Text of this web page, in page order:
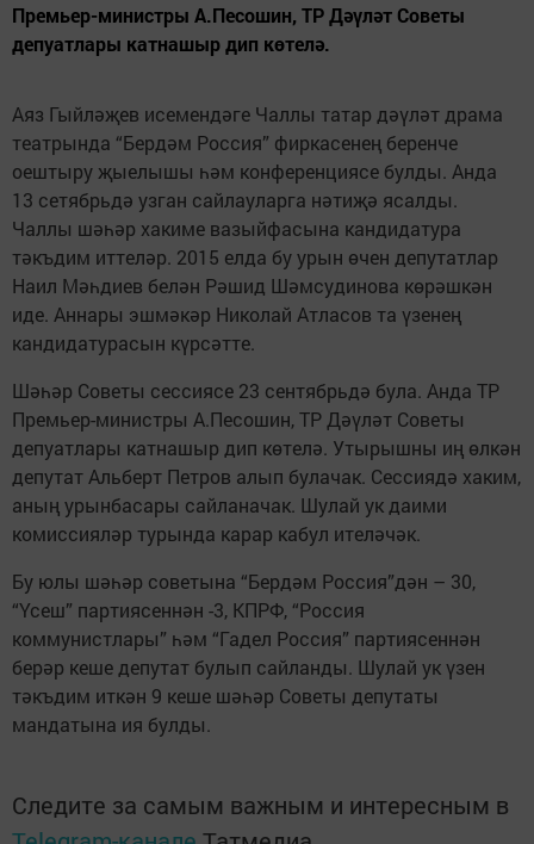
Премьер-министры А.Песошин, ТР Дәүләт Советы
депуатлары катнашыр дип көтелә.
Аяз Гыйләҗев исемендәге Чаллы татар дәүләт драма
театрында “Бердәм Россия” фиркасенең беренче
оештыру җыелышы һәм конференциясе булды. Анда
13 сетябрьдә узган сайлауларга нәтиҗә ясалды.
Чаллы шәһәр хакиме вазыйфасына кандидатура
тәкъдим иттеләр. 2015 елда бу урын өчен депутатлар
Наил Мәһдиев белән Рәшид Шәмсудинова көрәшкән
иде. Аннары эшмәкәр Николай Атласов та үзенең
кандидатурасын күрсәтте.
Шәһәр Советы сессиясе 23 сентябрьдә була. Анда ТР
Премьер-министры А.Песошин, ТР Дәүләт Советы
депуатлары катнашыр дип көтелә. Утырышны иң өлкән
депутат Альберт Петров алып булачак. Сессиядә хаким,
аның урынбасары сайланачак. Шулай ук даими
комиссияләр турында карар кабул ителәчәк.
Бу юлы шәһәр советына “Бердәм Россия”дән – 30,
“Үсеш” партиясеннән -3, КПРФ, “Россия
коммунистлары” һәм “Гадел Россия” партиясеннән
берәр кеше депутат булып сайланды. Шулай ук үзен
тәкъдим иткән 9 кеше шәһәр Советы депутаты
мандатына ия булды.
Следите за самым важным и интересным в